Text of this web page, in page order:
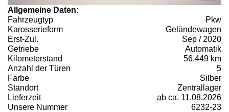
Allgemeine Daten:
Fahrzeugtyp
Pkw
Karosserieform
Geländewagen
Erst-Zul.
Sep / 2020
Getriebe
Automatik
Kilometerstand
56.449 km
Anzahl der Türen
5
Farbe
Silber
Standort
Zentrallager
Lieferzeit
ab ca. 11.08.2026
Unsere Nummer
6232-23